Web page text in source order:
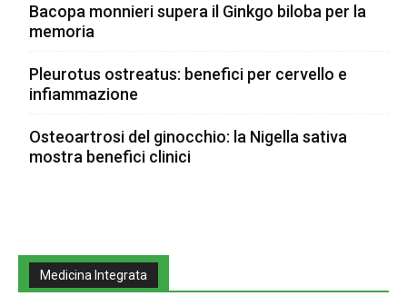
Bacopa monnieri supera il Ginkgo biloba per la
memoria
Pleurotus ostreatus: benefici per cervello e
infiammazione
Osteoartrosi del ginocchio: la Nigella sativa
mostra benefici clinici
Medicina Integrata